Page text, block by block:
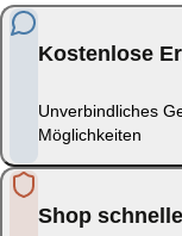
Kostenlose
Unverbindliches
Möglichkeiten
Shop